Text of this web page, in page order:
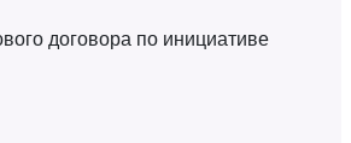
договора по инициативе